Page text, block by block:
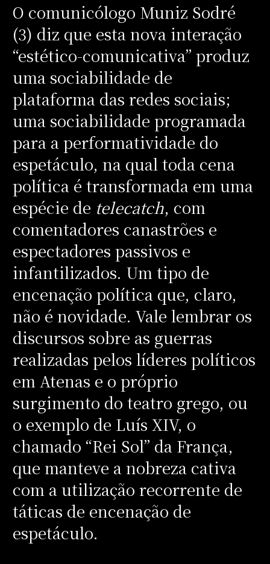
O comunicólogo Muniz Sodré
(3) diz que esta nova interação
“estético-comunicativa” produz
uma sociabilidade de
plataforma das redes sociais;
uma sociabilidade programada
para a performatividade do
espetáculo, na qual toda cena
política é transformada em uma
espécie de telecatch, com
comentadores canastrões e
espectadores passivos e
infantilizados. Um tipo de
encenação política que, claro,
não é novidade. Vale lembrar os
discursos sobre as guerras
realizadas pelos líderes políticos
em Atenas e o próprio
surgimento do teatro grego, ou
o exemplo de Luís XIV, o
chamado “Rei Sol” da França,
que manteve a nobreza cativa
com a utilização recorrente de
táticas de encenação de
espetáculo.